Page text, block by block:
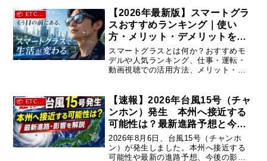
法まで詳しく解説します。
📦 ETC...
【2026年最新版】スマートグラ
スおすすめランキング｜使い
方・メリット・デメリットを徹
底解説
スマートグラスとは何か？おすすめモ
デルや人気ランキング、仕事・運転・
動画視聴での活用方法、メリット・デ
すく紹介します。
📦 ETC...
【速報】2026年台風15号（チャ
ンホン）発生 本州へ接近する
可能性は？最新進路予想と今後
の影響
2026年8月6日、台風15号（チャンホ
ン）が発生しました。本州へ接近する
可能性や最新の進路予想、今後の影